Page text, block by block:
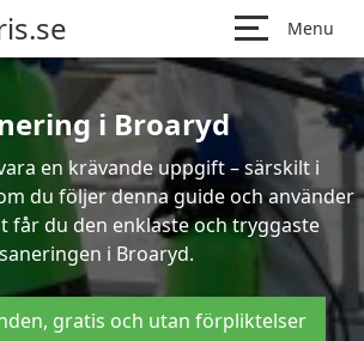
Menu
i Broaryd
en krävande uppgift – särskilt i
du följer denna guide och använder
får du den enklaste och tryggaste
saneringen i Broaryd.
gratis och utan förpliktelser